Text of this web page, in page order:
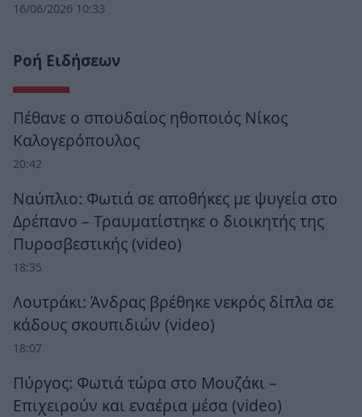
16/06/2026 10:33
Ροή Ειδήσεων
Πέθανε ο σπουδαίος ηθοποιός Νίκος
Καλογερόπουλος
20:42
Ναύπλιο: Φωτιά σε αποθήκες με ψυγεία στο
Δρέπανο – Τραυματίστηκε ο διοικητής της
Πυροσβεστικής (video)
18:35
Λουτράκι: Άνδρας βρέθηκε νεκρός δίπλα σε
κάδους σκουπιδιών (video)
18:07
Πύργος: Φωτιά τώρα στο Μουζάκι –
Επιχειρούν και εναέρια μέσα (video)